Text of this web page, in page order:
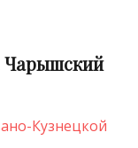
Чарышский
Кузнецкой